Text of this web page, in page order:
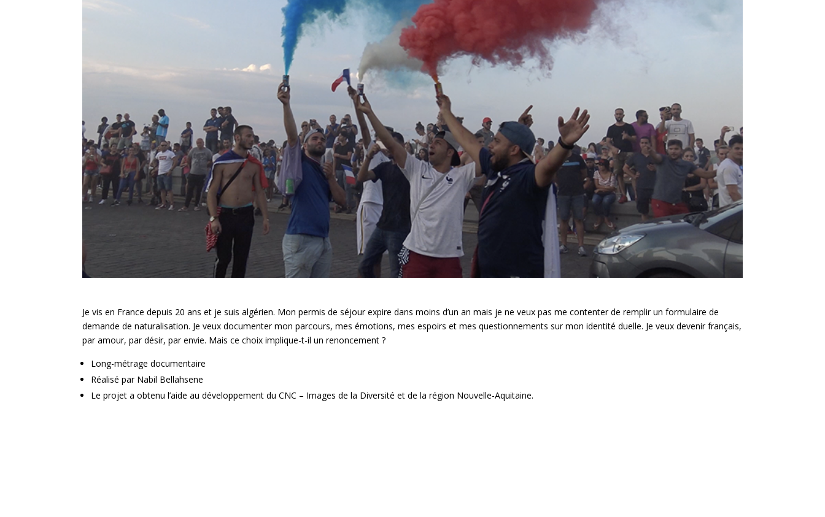
Je vis en France depuis 20 ans et je suis algérien. Mon permis de séjour expire dans moins d’un an mais je ne veux pas me contenter de remplir un formulaire de
demande de naturalisation. Je veux documenter mon parcours, mes émotions, mes espoirs et mes questionnements sur mon identité duelle. Je veux devenir français,
par amour, par désir, par envie. Mais ce choix implique-t-il un renoncement ?
Long-métrage documentaire
Réalisé par Nabil Bellahsene
Le projet a obtenu l’aide au développement du CNC – Images de la Diversité et de la région Nouvelle-Aquitaine.